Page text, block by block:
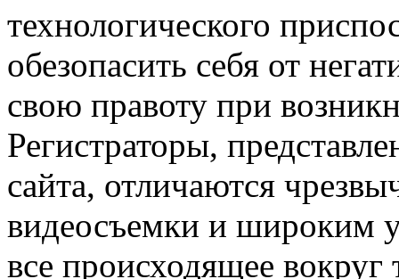
технологического
обезопасить себя от
свою правоту при
Регистраторы,
сайта, отличаются
видеосъемки и широким
все происходящее вокруг